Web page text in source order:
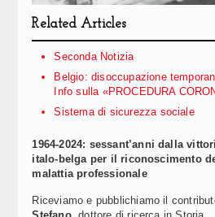
Related Articles
Seconda Notizia
Belgio: disoccupazione
Info sulla «PROCEDURA
Sistema di sicurezza sociale
1964-2024: sessant’anni dalla
italo-belga per il riconoscimento
malattia professionale
Riceviamo e pubblichiamo il